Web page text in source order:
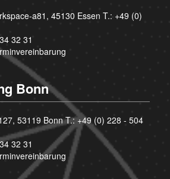
a81, 45130 Essen T.: +49 (0)
32 31
Bonn
53119 Bonn T.:+49 (0) 228 - 504
32 31